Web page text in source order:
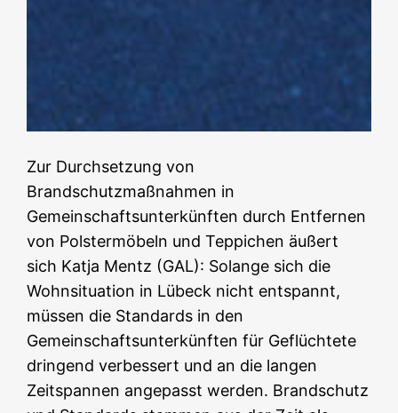
Zur Durchsetzung von
Brandschutzmaßnahmen in
Gemeinschaftsunterkünften durch Entfernen
von Polstermöbeln und Teppichen äußert
sich Katja Mentz (GAL): Solange sich die
Wohnsituation in Lübeck nicht entspannt,
müssen die Standards in den
Gemeinschaftsunterkünften für Geflüchtete
dringend verbessert und an die langen
Zeitspannen angepasst werden. Brandschutz